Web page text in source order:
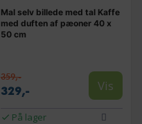
Mal selv billede med tal Kaffe
med duften af pæoner 40 x
50 cm
359,-
329,- Vis
På lager